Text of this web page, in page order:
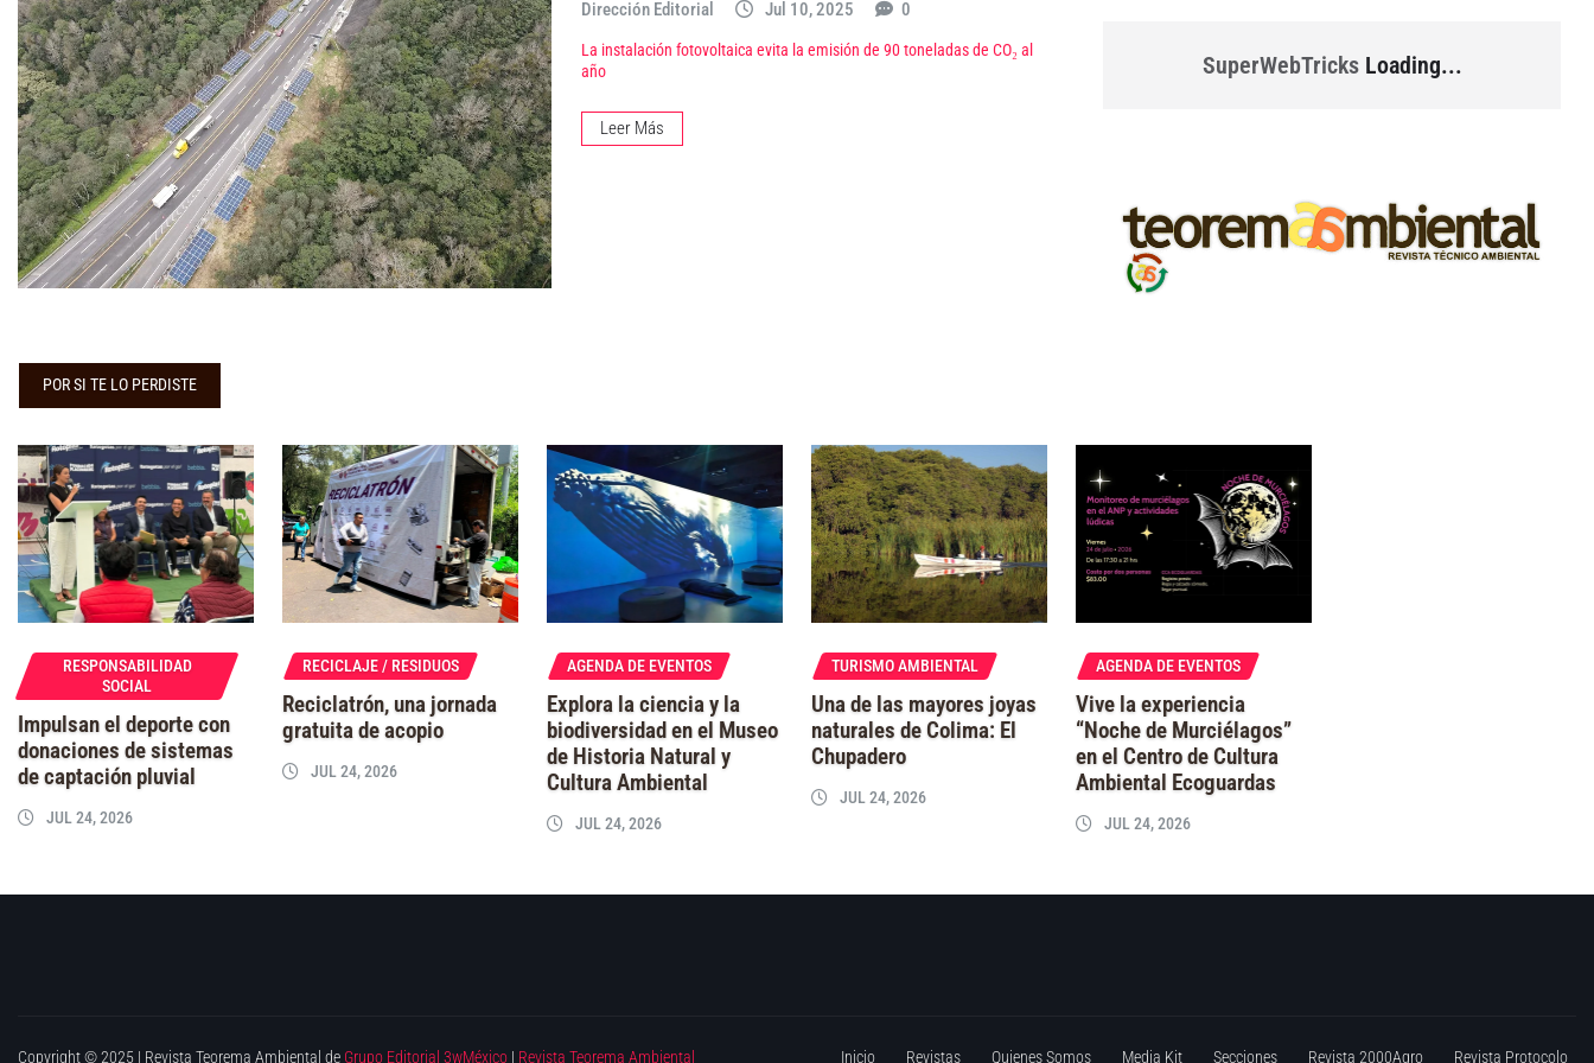
Dirección Editorial Jul 10, 2025 0
La instalación fotovoltaica evita la emisión de 90 toneladas de CO₂ al
año
Leer Más
SuperWebTricksLoading...
POR SI TE LO PERDISTE
RESPONSABILIDAD
SOCIAL
Impulsan el deporte con
donaciones de sistemas
de captación pluvial
JUL 24, 2026
RECICLAJE / RESIDUOS
Reciclatrón, una jornada
gratuita de acopio
JUL 24, 2026
AGENDA DE EVENTOS
Explora la ciencia y la
biodiversidad en el Museo
de Historia Natural y
Cultura Ambiental
JUL 24, 2026
TURISMO AMBIENTAL
Una de las mayores joyas
naturales de Colima: El
Chupadero
JUL 24, 2026
AGENDA DE EVENTOS
Vive la experiencia
“Noche de Murciélagos”
en el Centro de Cultura
Ambiental Ecoguardas
JUL 24, 2026
Copyright © 2025 | Revista Teorema Ambiental de Grupo Editorial 3wMéxico | Revista Teorema Ambiental Inicio Revistas Quienes Somos Media Kit Secciones Revista 2000Agro Revista Protocolo